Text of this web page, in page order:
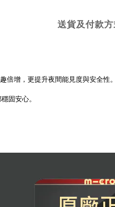
送貨及付款
增，更提升夜間能見度與安全性。
固安心。